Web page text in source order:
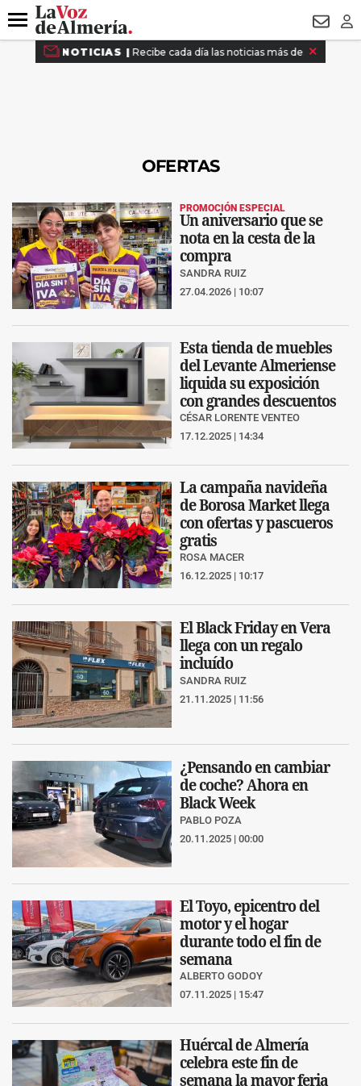
DESTACADO
Menú
OFERTAS
PROMOCIÓN ESPECIAL
Un aniversario que se
nota en la cesta de la
compra
SANDRA RUIZ
27.04.2026 | 10:07
Esta tienda de muebles
del Levante Almeriense
liquida su exposición
con grandes descuentos
CÉSAR LORENTE VENTEO
17.12.2025 | 14:34
La campaña navideña
de Borosa Market llega
con ofertas y pascueros
gratis
ROSA MACER
16.12.2025 | 10:17
El Black Friday en Vera
llega con un regalo
incluído
SANDRA RUIZ
21.11.2025 | 11:56
¿Pensando en cambiar
de coche? Ahora en
Black Week
PABLO POZA
20.11.2025 | 00:00
El Toyo, epicentro del
motor y el hogar
durante todo el fin de
semana
ALBERTO GODOY
07.11.2025 | 15:47
Huércal de Almería
celebra este fin de
semana la mayor feria